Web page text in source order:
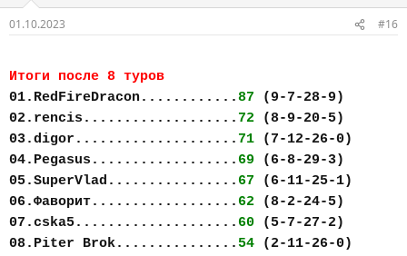
01.10.2023 #16
Итоги после 8 туров
01.RedFireDracon............87 (9-7-28-9)
02.rencis................... 72 (8-9-20-5)
03.digor.................... 71 (7-12-26-0)
04.Pegasus.................. 69 (6-8-29-3)
05.SuperVlad................ 67 (6-11-25-1)
06.Фаворит.................. 62 (8-2-24-5)
07.cska5.................... 60 (5-7-27-2)
08.Piter Brok............... 54 (2-11-26-0)